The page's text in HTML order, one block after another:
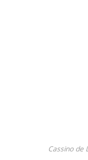
Cassino de